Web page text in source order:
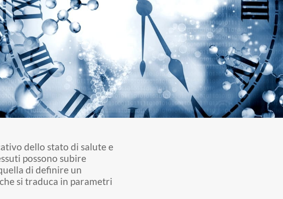
dello stato di salute e
possono subire
di definire un
si traduca in parametri